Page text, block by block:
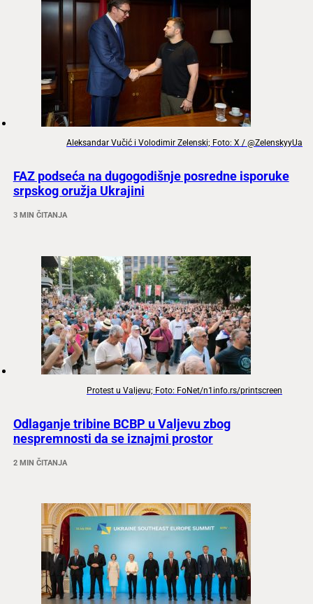
Aleksandar Vučić i Volodimir Zelenski; Foto: X / @ZelenskyyUa
FAZ podseća na dugogodišnje posredne isporuke
srpskog oružja Ukrajini
3 MIN ČITANJA
Protest u Valjevu; Foto: FoNet/n1info.rs/printscreen
Odlaganje tribine BCBP u Valjevu zbog
nespremnosti da se iznajmi prostor
2 MIN ČITANJA